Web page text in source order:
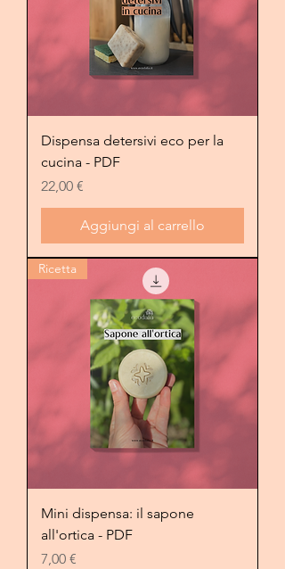
Dispensa detersivi eco per la
cucina - PDF
Prezzo
22,00 €
Aggiungi al carrello
Ricetta
Mini dispensa: il sapone
all'ortica - PDF
Prezzo
7,00 €